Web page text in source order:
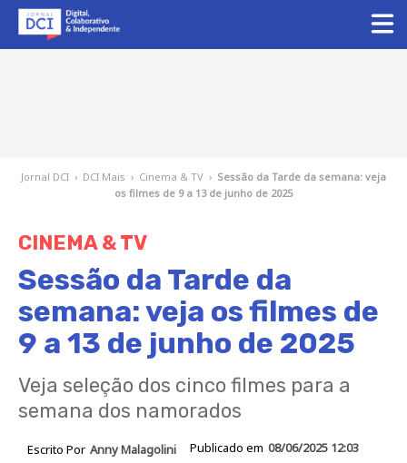
Jornal DCI › DCI Mais › Cinema & TV › Sessão da Tarde da semana: veja
os filmes de 9 a 13 de junho de 2025
CINEMA & TV
Sessão da Tarde da
semana: veja os filmes de
9 a 13 de junho de 2025
Veja seleção dos cinco filmes para a
semana dos namorados
Escrito Por Anny Malagolini Publicado em 08/06/2025 12:03